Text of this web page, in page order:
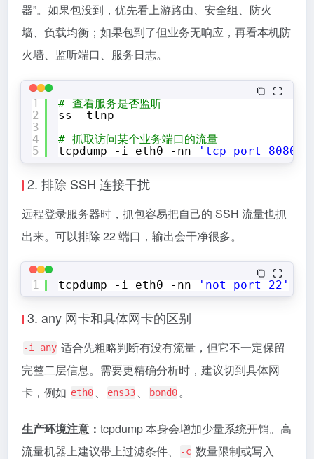
器”。如果包没到，优先看上游路由、安全组、防火
墙、负载均衡；如果包到了但业务无响应，再看本机防
火墙、监听端口、服务日志。
1
2
3
4
5
# 查看服务是否监听
ss -tlnp
# 抓取访问某个业务端口的流量
tcpdump -i eth0 -nn
'tcp port 8080'
2. 排除 SSH 连接干扰
远程登录服务器时，抓包容易把自己的 SSH 流量也抓
出来。可以排除 22 端口，输出会干净很多。
1 tcpdump -i eth0 -nn 'not port 22'
3. any 网卡和具体网卡的区别
-i any 适合先粗略判断有没有流量，但它不一定保留
完整二层信息。需要更精确分析时，建议切到具体网
卡，例如 eth0 、 ens33 、 bond0。
生产环境注意： tcpdump 本身会增加少量系统开销。高
流量机器上建议带上过滤条件、
-c 数量限制或写入